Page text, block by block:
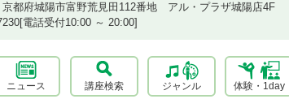
京都府城陽市富野荒見田112番地 アル・プラザ城陽店4F
電話受付10:00 ～ 20:00]
ニュース 講座検索 ジャンル 体験・1day